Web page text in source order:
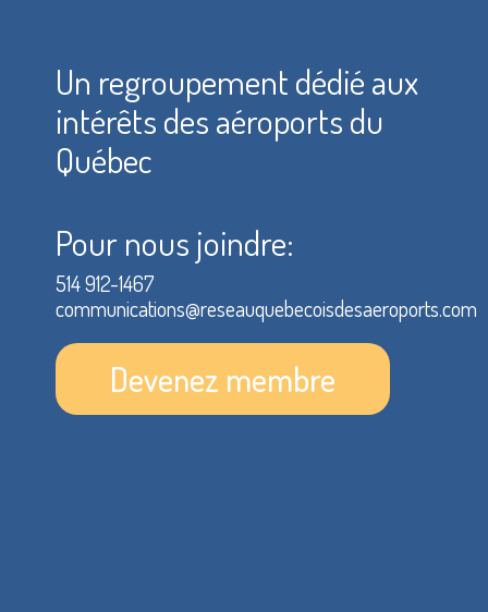
Un regroupement dédié aux
intérêts des aéroports du
Québec
Pour nous joindre:
514 912-1467
communications@reseauquebecoisdesaeroports.com
Devenez membre